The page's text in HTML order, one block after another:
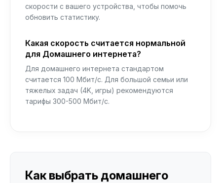
скорости с вашего устройства, чтобы помочь
обновить статистику.
Какая скорость считается нормальной
для Домашнего интернета?
Для домашнего интернета стандартом
считается 100 Мбит/с. Для большой семьи или
тяжелых задач (4K, игры) рекомендуются
тарифы 300-500 Мбит/с.
Как выбрать домашнего